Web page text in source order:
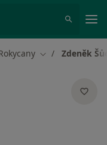
Změna města
Zdeněk